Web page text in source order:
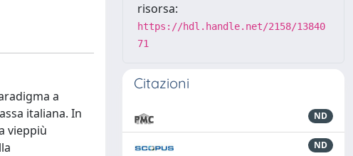
a
italiana. In
vieppiù
risorsa:
https://hdl.handle.net/2158/13840
71
Citazioni
ND
ND